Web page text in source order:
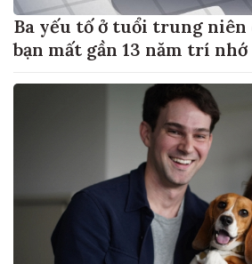
Ba yếu tố ở tuổi trung niên
bạn mất gần 13 năm trí nhớ